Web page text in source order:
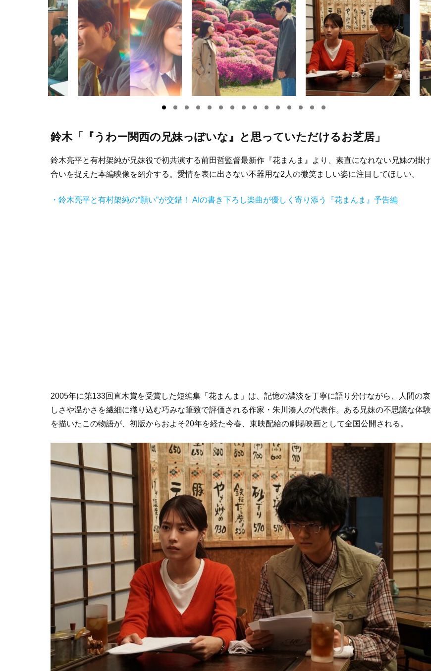
鈴木「『うわー関西の兄妹っぽいな』と思っていただけるお芝居」
鈴木亮平と有村架純が兄妹役で初共演する前田哲監督最新作『花まんま』より、素直になれない兄妹の掛け
合いを捉えた本編映像を紹介する。愛情を表に出さない不器用な2人の微笑ましい姿に注目してほしい。
・鈴木亮平と有村架純の“願い”が交錯！ AIの書き下ろし楽曲が優しく寄り添う『花まんま』予告編
2005年に第133回直木賞を受賞した短編集「花まんま」は、記憶の濃淡を丁寧に語り分けながら、人間の哀
しさや温かさを繊細に織り込む巧みな筆致で評価される作家・朱川湊人の代表作。ある兄妹の不思議な体験
を描いたこの物語が、初版からおよそ20年を経た今春、東映配給の劇場映画として全国公開される。